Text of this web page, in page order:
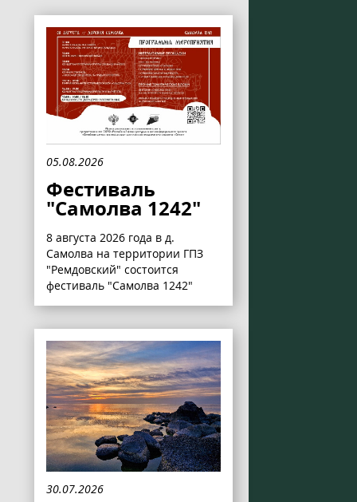
05.08.2026
Фестиваль
"Самолва 1242"
8 августа 2026 года в д.
Самолва на территории ГПЗ
"Ремдовский" состоится
фестиваль "Самолва 1242"
30.07.2026